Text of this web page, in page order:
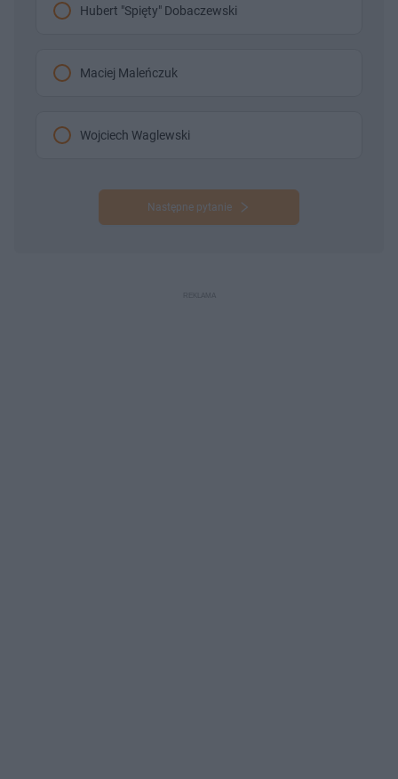
Hubert "Spięty" Dobaczewski
Maciej Maleńczuk
Wojciech Waglewski
Następne pytanie